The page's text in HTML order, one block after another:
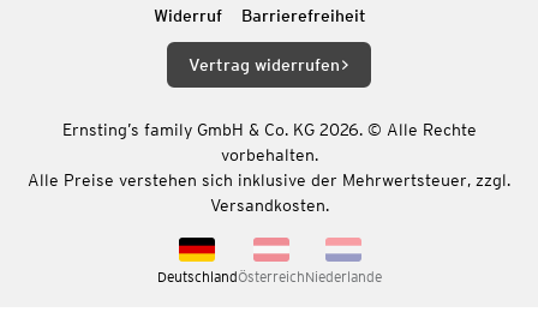
Widerruf
Barrierefreiheit
Vertrag widerrufen
Ernsting’s family GmbH & Co. KG 2026. © Alle Rechte
vorbehalten.
Alle Preise verstehen sich inklusive der Mehrwertsteuer, zzgl.
Versandkosten.
DeutschlandÖsterreichNiederlande